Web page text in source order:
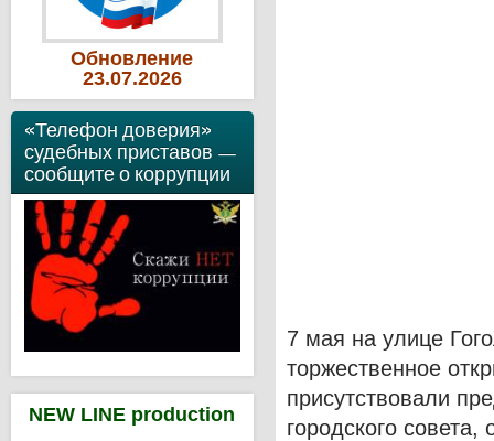
Обновление
23.07.2026
«Телефон доверия»
судебных приставов —
сообщите о коррупции
NEW LINE production
7 мая на улице
торжественное
присутствовали
городского совета,